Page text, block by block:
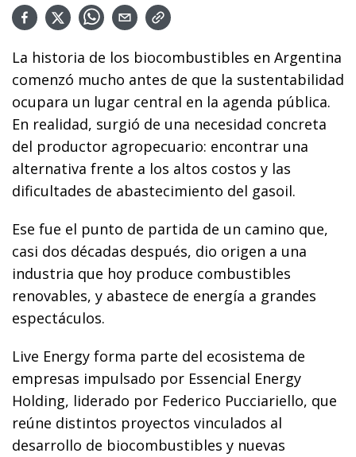
La historia de los biocombustibles en Argentina
comenzó mucho antes de que la sustentabilidad
ocupara un lugar central en la agenda pública.
En realidad, surgió de una necesidad concreta
del productor agropecuario: encontrar una
alternativa frente a los altos costos y las
dificultades de abastecimiento del gasoil.
Ese fue el punto de partida de un camino que,
casi dos décadas después, dio origen a una
industria que hoy produce combustibles
renovables, y abastece de energía a grandes
espectáculos.
Live Energy forma parte del ecosistema de
empresas impulsado por Essencial Energy
Holding, liderado por Federico Pucciariello, que
reúne distintos proyectos vinculados al
desarrollo de biocombustibles y nuevas